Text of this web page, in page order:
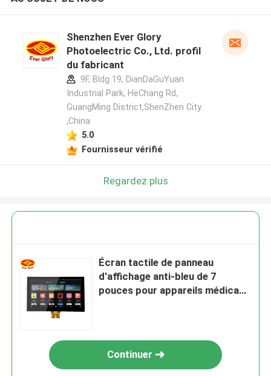
Shenzhen Ever Glory
Photoelectric Co., Ltd. profil
du fabricant
9F, Bldg 19, DianDaGuYuan
Industrial Park, HeChang Rd,
GuangMing District,ShenZhen City.
,China
5.0
Fournisseur vérifié
Regardez plus
Écran tactile de panneau
d'affichage anti-bleu de 7
pouces pour appareils médicaux
Continuer